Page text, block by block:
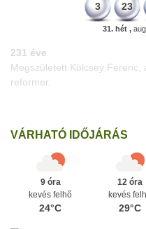
3 23
31. hét ,
331 éve
Megszületett Mikes Kelemen
századi magyar
VÁRHATÓ IDŐJÁRÁS
9 óra
kevés felhő
24°C
12 óra
kevés
29°C